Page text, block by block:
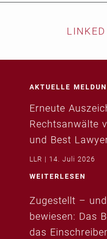
AKTUELLE
Erneute
Rechtsanwälte
und Best
LLR 14. Juli 2026
WEITERLESEN
Zugestellt –
bewiesen: Das
das